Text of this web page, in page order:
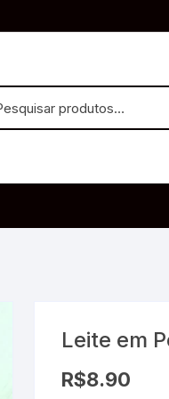
Leite em
R$8.90